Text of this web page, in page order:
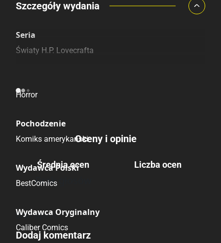
Porównaj ceny
Szczegóły wydania
Seria
Światy H.P. Lovecrafta
Horror
Pochodzenie
Komiks amerykański
Wydawca Polski
BestComics
Wydawca Oryginalny
Caliber Comics
Oceny i opinie
Średnia ocen
Brak głosów
Liczba ocen
Brak opinii.
Dodaj komentarz